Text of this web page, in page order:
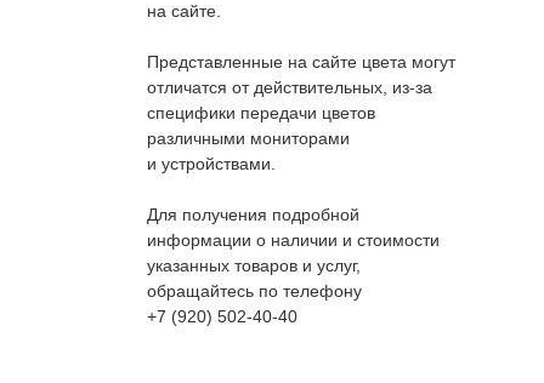
на сайте.
Представленные на сайте цвета могут
отличатся от действительных, из-за
специфики передачи цветов
различными мониторами
и устройствами.
Для получения подробной
информации о наличии и стоимости
указанных товаров и услуг,
обращайтесь по телефону
+7 (920) 502-40-40